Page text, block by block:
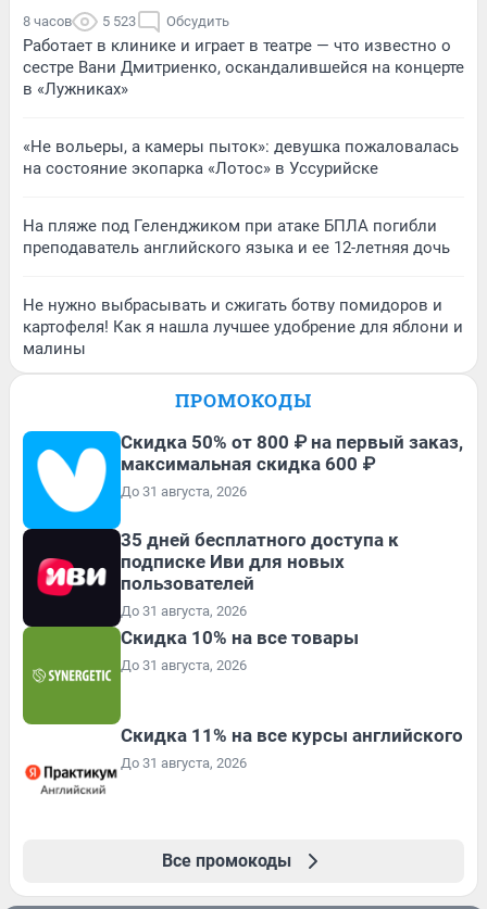
8 часов 5 523 Обсудить
Работает в клинике и играет в театре — что известно о
сестре Вани Дмитриенко, оскандалившейся на концерте
в «Лужниках»
«Не вольеры, а камеры пыток»: девушка пожаловалась
на состояние экопарка «Лотос» в Уссурийске
На пляже под Геленджиком при атаке БПЛА погибли
преподаватель английского языка и ее 12-летняя дочь
Не нужно выбрасывать и сжигать ботву помидоров и
картофеля! Как я нашла лучшее удобрение для яблони и
малины
ПРОМОКОДЫ
Скидка 50% от 800 ₽ на первый заказ,
максимальная скидка 600 ₽
До 31 августа, 2026
35 дней бесплатного доступа к
подписке Иви для новых
пользователей
До 31 августа, 2026
Скидка 10% на все товары
До 31 августа, 2026
Скидка 11% на все курсы английского
До 31 августа, 2026
Все промокоды